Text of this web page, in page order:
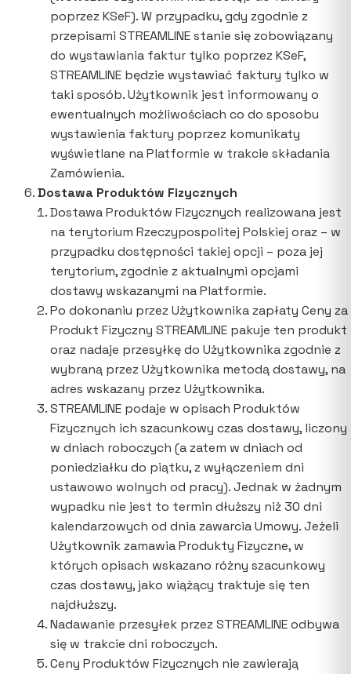
poprzez KSeF). W przypadku, gdy zgodnie z
przepisami STREAMLINE stanie się zobowiązany
do wystawiania faktur tylko poprzez KSeF,
STREAMLINE będzie wystawiać faktury tylko w
taki sposób. Użytkownik jest informowany o
ewentualnych możliwościach co do sposobu
wystawienia faktury poprzez komunikaty
wyświetlane na Platformie w trakcie składania
Zamówienia.
Dostawa Produktów Fizycznych
Dostawa Produktów Fizycznych realizowana jest
na terytorium Rzeczypospolitej Polskiej oraz – w
przypadku dostępności takiej opcji – poza jej
terytorium, zgodnie z aktualnymi opcjami
dostawy wskazanymi na Platformie.
Po dokonaniu przez Użytkownika zapłaty Ceny za
Produkt Fizyczny STREAMLINE pakuje ten produkt
oraz nadaje przesyłkę do Użytkownika zgodnie z
wybraną przez Użytkownika metodą dostawy, na
adres wskazany przez Użytkownika.
STREAMLINE podaje w opisach Produktów
Fizycznych ich szacunkowy czas dostawy, liczony
w dniach roboczych (a zatem w dniach od
poniedziałku do piątku, z wyłączeniem dni
ustawowo wolnych od pracy). Jednak w żadnym
wypadku nie jest to termin dłuższy niż 30 dni
kalendarzowych od dnia zawarcia Umowy. Jeżeli
Użytkownik zamawia Produkty Fizyczne, w
których opisach wskazano różny szacunkowy
czas dostawy, jako wiążący traktuje się ten
najdłuższy.
Nadawanie przesyłek przez STREAMLINE odbywa
się w trakcie dni roboczych.
Ceny Produktów Fizycznych nie zawierają